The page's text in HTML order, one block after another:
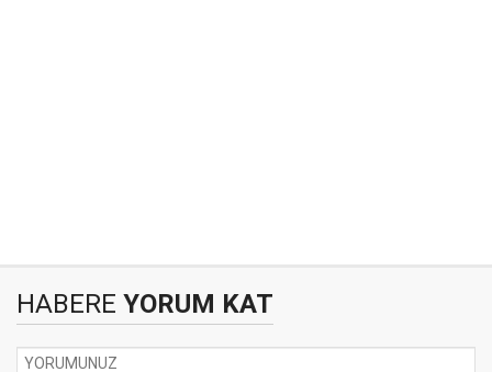
HABERE YORUM KAT